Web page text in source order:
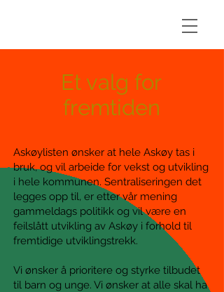
Et valg for
fremtiden
Askøylisten ønsker at hele Askøy tas i
bruk, og vil arbeide for vekst og utvikling
i hele kommunen. Sentraliseringen det
legges opp til, er etter vår mening
gammeldags politikk og vil være en
feilslått utvikling av Askøy i forhold til
fremtidige utviklingstrekk.
Vi ønsker å prioritere og styrke tilbudet
til barn og unge. Vi ønsker at alle skal ha